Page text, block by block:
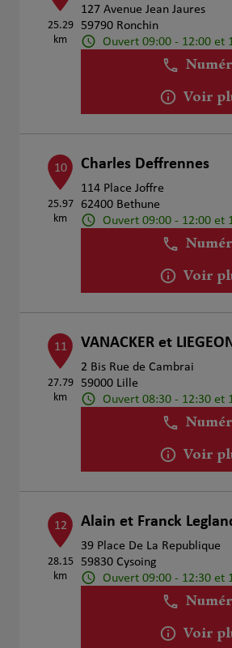
25.29
km
127 Avenue Jean Jaures
59790 Ronchin
Ouvert 09:00 - 12:00 et
Voir
10
25.97
km
Charles Deffrennes
114 Place Joffre
62400 Bethune
Ouvert 09:00 - 12:00 et
Voir
11
27.79
km
VANACKER et
2 Bis Rue de Cambrai
59000 Lille
Ouvert 08:30 - 12:30 et
Voir
12
28.15
km
Alain et Franck
39 Place De La Republique
59830 Cysoing
Ouvert 09:00 - 12:30 et
Voir